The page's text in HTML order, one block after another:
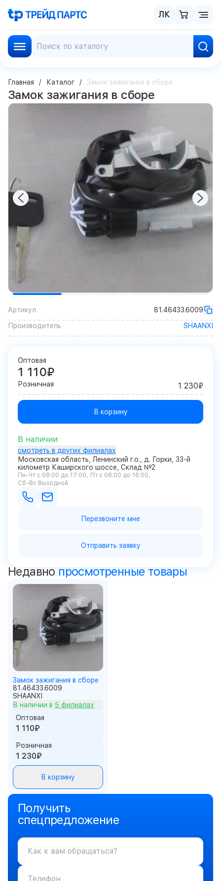
ЛК
Главная Каталог Замок зажигания в сборе
Замок зажигания в сборе
Артикул
81.46433.6009
Производитель
SHAANXI
Оптовая
1 110₽
Розничная 1 230₽
В корзину
В наличии
смотреть в других филиалах
Московская область, Ленинский г.о., д. Горки, 33-й
километр Каширского шоссе, Склад №2
Пн-Чт с 08:00 до 17:00
Пт с 08:00 до 16:00
Сб-Вс Выходной
Перезвоните мне
Отправить заявку
Недавно просмотренные товары
Замок зажигания в сборе
81.46433.6009
SHAANXI
В наличии в 5 филиалах
Оптовая
1 110₽
Розничная
1 230₽
В корзину
Получить
спецпредложение